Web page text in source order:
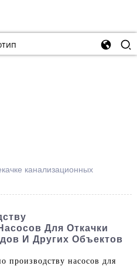
канализационных
Для Откачки
И Других Объектов
насосов для